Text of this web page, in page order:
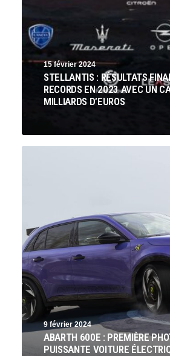
15 février 2024
STELLANTIS : RÉSULTATS
RECORDS EN 2023 AVEC UN
MILLIARDS D’EUROS
9 février 2024
ABARTH 600E : PREMIÈRE
PUISSANTE VOITURE